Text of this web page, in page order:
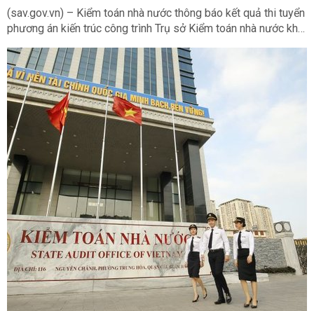
(sav.gov.vn) – Kiểm toán nhà nước thông báo kết quả thi tuyển
phương án kiến trúc công trình Trụ sở Kiểm toán nhà nước khu
nước khu vực VI.